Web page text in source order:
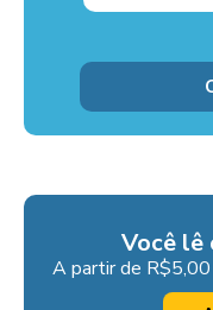
Você lê
A partir de R$5,00